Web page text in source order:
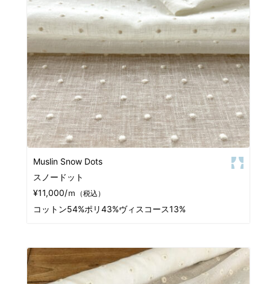
Muslin Snow Dots
スノードット
¥11,000/ｍ （税込）
コットン54%ポリ43%ヴィスコース13%